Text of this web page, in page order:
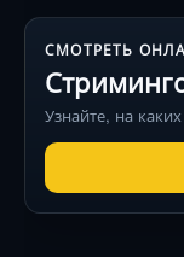
СМОТРЕТЬ
Узнайте, на